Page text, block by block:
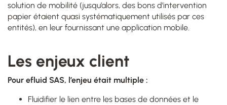
solution de mobilité (jusqu’alors, des bons d’intervention
papier étaient quasi systématiquement utilisés par ces
entités), en leur fournissant une application mobile.
Les enjeux client
Pour efluid SAS, l’enjeu était multiple :
Fluidifier le lien entre les bases de données et le